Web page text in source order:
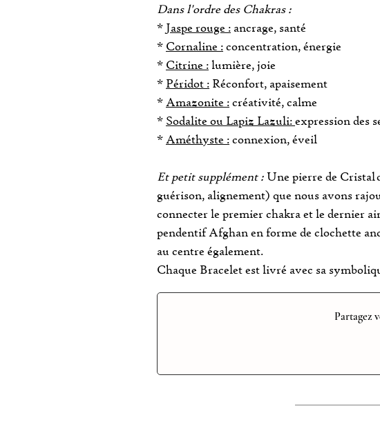
Dans l'ordre des Chakras :
* Jaspe rouge : ancrage, santé
* Cornaline :concentration, énergie
* Citrine :lumière, joie
* Péridot : Réconfort, apaisement
*Amazonite :créativité, calme
* Sodalite ou Lapiz Lazuli:expression des
*Améthyste :connexion, éveil
Et petit supplément : Une pierre de Cristal
guérison, alignement) que nous avons
connecter le premier chakra et le dernier
pendentif Afghan en forme de clochette
au centre également.
Chaque Bracelet est livré avec sa
Partagez